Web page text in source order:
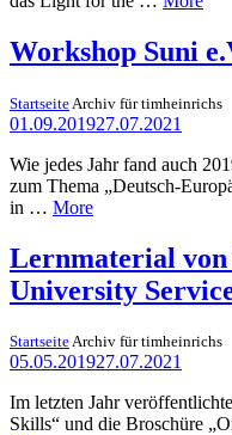
Workshop Suni
Startseite Archiv für timheinrichs
01.09.201927.07.2021
Wie jedes Jahr fand auch
zum Thema „Deutsch-
in … More
Lernmaterial von
University
StartseiteArchiv für timheinrichs
05.05.201927.07.2021
Im letzten Jahr
Skills“ und die Broschüre